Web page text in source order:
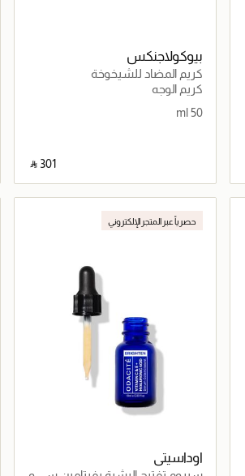
بيوكولاجنكس
كريم المضاد للشيخوخة
كريم الوجه
50 ml
‎ ⃁ ⁦301⁩ ‎
جاري تحميل التفاصيل
حصرياً عبر المتجر الإلكتروني
اوداسيتي